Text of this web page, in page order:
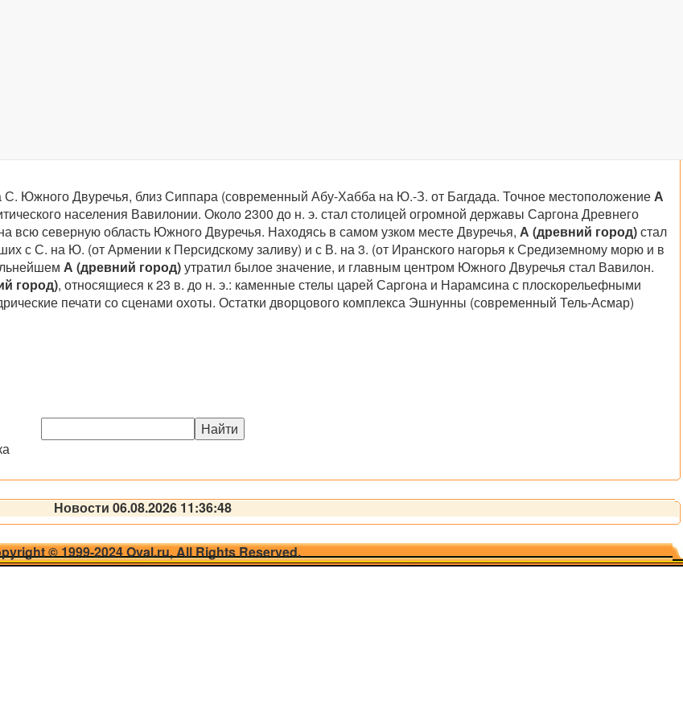
С. Южного Двуречья, близ Сиппара (современный Абу-Хабба на Ю.-З. от Багдада. Точное местоположениеА
населения Вавилонии. Около 2300 до н. э. стал столицей огромной державы Саргона Древнего
всю северную область Южного Двуречья. Находясь в самом узком месте Двуречья, А (древний город)стал
с С. на Ю. (от Армении к Персидскому заливу) и с В. на 3. (от Иранского нагорья к Средиземному морю и в
А (древний город)утратил былое значение, и главным центром Южного Двуречья стал Вавилон.
город), относящиеся к 23 в. до н. э.: каменные стелы царей Саргона и Нарамсина с плоскорельефными
печати со сценами охоты. Остатки дворцового комплекса Эшнунны (современный Тель-Асмар)
Новости 06.08.2026 11:36:48
© 1999-2024 Oval.ru, All Rights Reserved.